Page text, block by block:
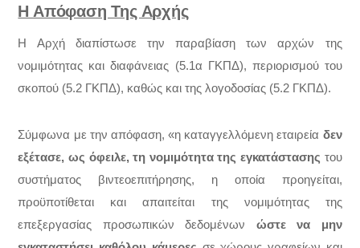
Η Απόφαση Της Αρχής
Η Αρχή διαπίστωσε την παραβίαση των αρχών της
νομιμότητας και διαφάνειας (5.1α ΓΚΠΔ), περιορισμού του
σκοπού (5.2 ΓΚΠΔ), καθώς και της λογοδοσίας (5.2 ΓΚΠΔ).
Σύμφωνα με την απόφαση, «η καταγγελλόμενη εταιρεία δεν
εξέτασε, ως όφειλε, τη νομιμότητα της εγκατάστασης του
συστήματος βιντεοεπιτήρησης, η οποία προηγείται,
προϋποτίθεται και απαιτείται της νομιμότητας της
επεξεργασίας προσωπικών δεδομένων ώστε να μην